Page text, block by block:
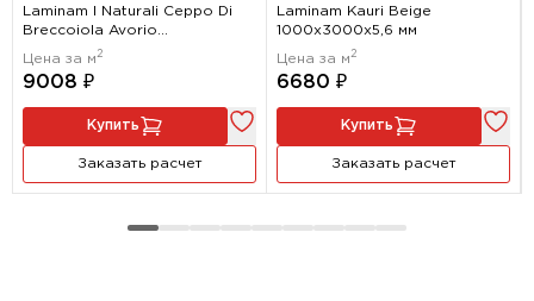
Laminam I Naturali Ceppo Di
Breccoiola Avorio
1000x3000х5,6 мм
Цена за м 2
9008 ₽
Купить
Заказать расчет
Laminam Kauri Beige
1000x3000х5,6 мм
Цена за м 2
6680 ₽
Купить
Заказать расчет